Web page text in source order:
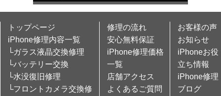
トップページ
iPhone修理内容一覧
└ガラス液晶交換修理
└バッテリー交換
└水没復旧修理
└フロントカメラ交換修
修理の流れ
安心無料保証
iPhone修理価格
一覧
店舗アクセス
よくあるご質問
お客様の声
お知らせ
iPhoneお役
立ち情報
iPhone修理
ブログ